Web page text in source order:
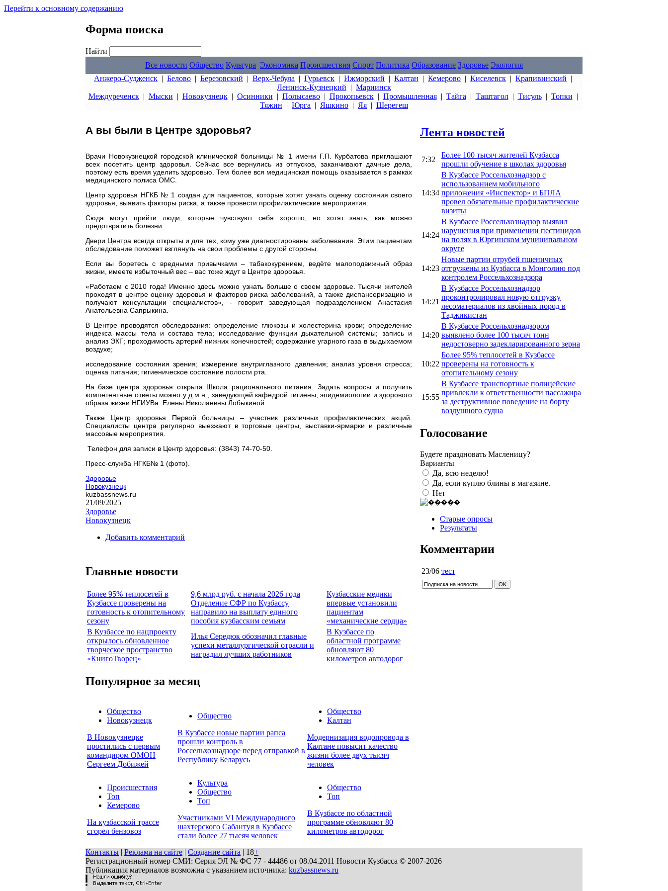
Перейти к основному содержанию
Форма поиска
Найти
Все новости Общество Культура Экономика Происшествия Спорт Политика Образование Здоровье Экология
Анжеро-Судженск | Белово | Березовский | Верх-Чебула | Гурьевск | Ижморский | Калтан | Кемерово | Киселевск | Крапивинский |
Ленинск-Кузнецкий | Мариинск
Междуреченск| Мыски | Новокузнецк| Осинники | Полысаево| Прокопьевск| Промышленная| Тайга | Таштагол| Тисуль| Топки |
Тяжин | Юрга | Яшкино | Яя | Шерегеш
А вы были в Центре здоровья?
Врачи Новокузнецкой городской клинической больницы № 1 имени Г.П. Курбатова приглашают
всех посетить центр здоровья. Сейчас все вернулись из отпусков, заканчивают дачные дела,
поэтому есть время уделить здоровью. Тем более вся медицинская помощь оказывается в рамках
медицинского полиса ОМС.
Центр здоровья НГКБ № 1 создан для пациентов, которые хотят узнать оценку состояния своего
здоровья, выявить факторы риска, а также провести профилактические мероприятия.
Сюда могут прийти люди, которые чувствуют себя хорошо, но хотят знать, как можно
предотвратить болезни.
Двери Центра всегда открыты и для тех, кому уже диагностированы заболевания. Этим пациентам
обследование поможет взглянуть на свои проблемы с другой стороны.
Если вы боретесь с вредными привычками – табакокурением, ведёте малоподвижный образ
жизни, имеете избыточный вес – вас тоже ждут в Центре здоровья.
«Работаем с 2010 года! Именно здесь можно узнать больше о своем здоровье. Тысячи жителей
проходят в центре оценку здоровья и факторов риска заболеваний, а также диспансеризацию и
получают консультации специалистов», - говорит заведующая подразделением Анастасия
Анатольевна Сапрыкина.
В Центре проводятся обследования: определение глюкозы и холестерина крови; определение
индекса массы тела и состава тела; исследование функции дыхательной системы; запись и
анализ ЭКГ; проходимость артерий нижних конечностей; содержание угарного газа в выдыхаемом
воздухе;
исследование состояния зрения; измерение внутриглазного давления; анализ уровня стресса;
оценка питания; гигиеническое состояние полости рта.
На базе центра здоровья открыта Школа рационального питания. Задать вопросы и получить
компетентные ответы можно у д.м.н., заведующей кафедрой гигиены, эпидемиологии и здорового
образа жизни НГИУВа Елены Николаевны Лобыкиной.
Также Центр здоровья Первой больницы – участник различных профилактических акций.
Специалисты центра регулярно выезжают в торговые центры, выставки-ярмарки и различные
массовые мероприятия.
Телефон для записи в Центр здоровья: (3843) 74-70-50.
Пресс-служба НГКБ№ 1 (фото).
Здоровье
Новокузнецк
kuzbassnews.ru
21/09/2025
Здоровье
Новокузнецк
Добавить комментарий
Главные новости
Более 95% теплосетей в
Кузбассе проверены на
готовность к отопительному
сезону
9,6 млрд руб. с начала 2026 года
Отделение СФР по Кузбассу
направило на выплату единого
пособия кузбасским семьям
Кузбасские медики
впервые установили
пациентам
«механические сердца»
В Кузбассе по нацпроекту
открылось обновленное
творческое пространство
«КнигоТворец»
Илья Середюк обозначил главные
успехи металлургической отрасли и
наградил лучших работников
В Кузбассе по
областной программе
обновляют 80
километров автодорог
Популярное за месяц
Общество
Новокузнецк
В Новокузнецке
простились с первым
командиром ОМОН
Сергеем Добижей
Общество
В Кузбассе новые партии рапса
прошли контроль в
Россельхознадзоре перед отправкой в
Республику Беларусь
Общество
Калтан
Модернизация водопровода в
Калтане повысит качество
жизни более двух тысяч
человек
Происшествия
Топ
Кемерово
На кузбасской трассе
сгорел бензовоз
Культура
Общество
Топ
Участниками VI Международного
шахтерского Сабантуя в Кузбассе
стали более 27 тысяч человек
Общество
Топ
В Кузбассе по областной
программе обновляют 80
километров автодорог
Лента новостей
7:32
Более 100 тысяч жителей Кузбасса
прошли обучение в школах здоровья
14:34
В Кузбассе Россельхознадзор с
использованием мобильного
приложения «Инспектор» и БПЛА
провел обязательные профилактические
визиты
14:24
В Кузбассе Россельхознадзор выявил
нарушения при применении пестицидов
на полях в Юргинском муниципальном
округе
14:23
Новые партии отрубей пшеничных
отгружены из Кузбасса в Монголию под
контролем Россельхознадзора
14:21
В Кузбассе Россельхознадзор
проконтролировал новую отгрузку
лесоматериалов из хвойных пород в
Таджикистан
14:20
В Кузбассе Россельхознадзором
выявлено более 100 тысяч тонн
недостоверно задекларированного зерна
10:22
Более 95% теплосетей в Кузбассе
проверены на готовность к
отопительному сезону
15:55
В Кузбассе транспортные полицейские
привлекли к ответственности пассажира
за деструктивное поведение на борту
воздушного судна
Голосование
Будете праздновать Масленицу?
Варианты
Да, всю неделю!
Да, если куплю блины в магазине.
Нет
Старые опросы
Результаты
Комментарии
23/06 тест
Контакты | Реклама на сайте | Создание сайта | 18+
Регистрационный номер СМИ: Серия ЭЛ № ФС 77 - 44486 от 08.04.2011 Новости Кузбасса © 2007-2026
Публикация материалов возможна с указанием источника: kuzbassnews.ru